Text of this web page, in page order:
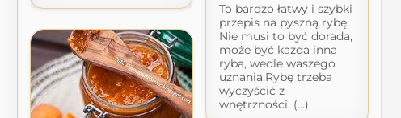
To bardzo łatwy i szybki
przepis na pyszną rybę.
Nie musi to być dorada,
może być każda inna
ryba, wedle waszego
uznania.Rybę trzeba
wyczyścić z
wnętrzności, (...)